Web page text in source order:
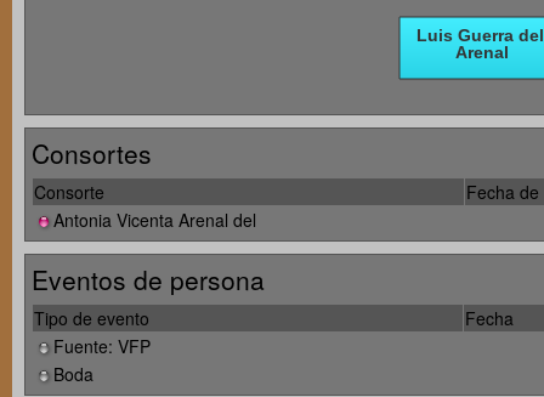
Consortes
Consorte
Fecha
Antonia Vicenta Arenal del
Eventos de persona
Tipo de evento
Fecha
Fuente: VFP
Boda